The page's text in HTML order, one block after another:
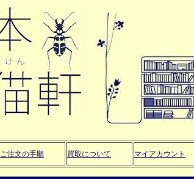
ご注文の手順 買取について マイアカウント